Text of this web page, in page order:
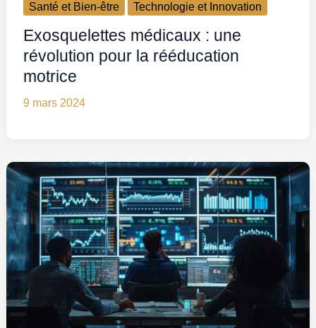
Santé et Bien-être Technologie et Innovation
Exosquelettes médicaux : une
révolution pour la rééducation
motrice
9 mars 2024